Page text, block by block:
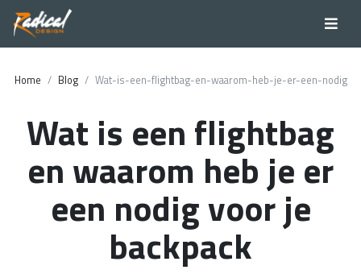
Home Blog Wat-is-een-flightbag-en-waarom-heb-je-er-een-nodig
Wat is een flightbag
en waarom heb je er
een nodig voor je
backpack